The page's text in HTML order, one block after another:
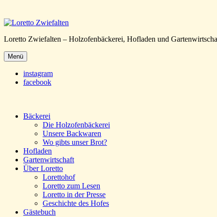
Loretto Zwiefalten – Holzofenbäckerei, Hofladen und
Menü
instagram
facebook
Bäckerei
Die Holzofenbäckerei
Unsere Backwaren
Wo gibts unser Brot?
Hofladen
Gartenwirtschaft
Über Loretto
Lorettohof
Loretto zum Lesen
Loretto in der Presse
Geschichte des Hofes
Gästebuch